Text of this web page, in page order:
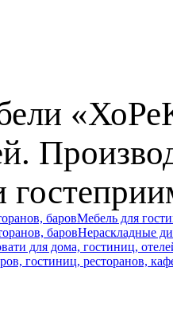
баровМебель для
баровНераскладные
для дома, гостиниц,
гостиниц, ресторанов,